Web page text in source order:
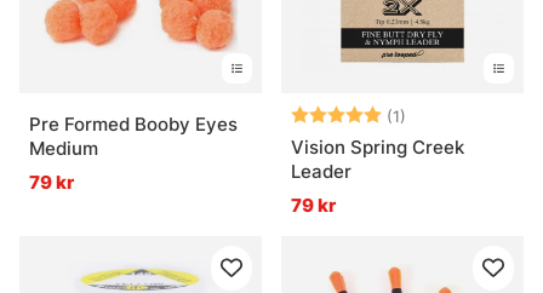
Pre Formed Booby Eyes
Medium
79 kr
Betyg: (1)
Vision Spring Creek
Leader
79 kr